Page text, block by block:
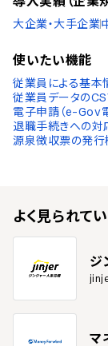
大企業・大手企業
使いたい機能
従業員による基本
従業員データの
電子申請（e-Gov
退職手続きへの対
源泉徴収票の発行
よく見られて
ジ
マ